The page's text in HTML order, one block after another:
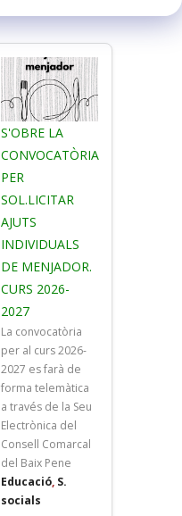
S'OBRE LA
CONVOCATÒRIA
PER
SOL.LICITAR
AJUTS
INDIVIDUALS
DE MENJADOR.
CURS 2026-
2027
La convocatòria
per al curs 2026-
2027 es farà de
forma telemàtica
a través de la Seu
Electrònica del
Consell Comarcal
del Baix Pene
Educació, S.
socials